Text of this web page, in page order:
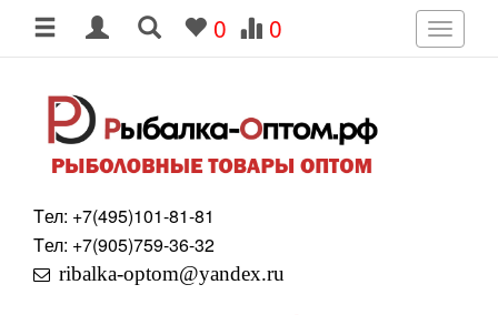
0 0
Toggle
Tел: +7(495)101-81-81
Tел: +7(905)759-36-32
ribalka-optom@yandex.ru